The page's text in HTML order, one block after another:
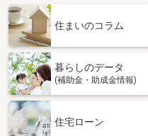
価 格
新
専有面積
間取り
新潟県長岡市関原町１
住まいのコラム
暮らしのデータ
(補助金・助成金情報)
住宅ローン